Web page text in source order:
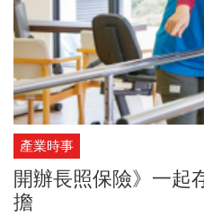
產業時事
開辦長照保險》一起
擔